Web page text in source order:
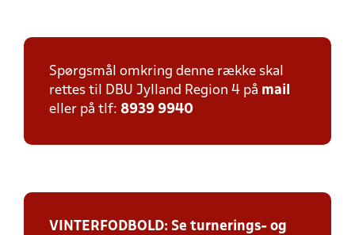
Spørgsmål omkring denne række skal
rettes til DBU Jylland Region 4 på mail
eller på tlf: 8939 9940
VINTERFODBOLD: Se turnerings- og